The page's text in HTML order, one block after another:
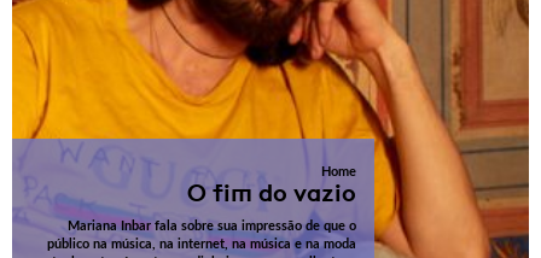
Home
O fim do vazio
Mariana Inbar fala sobre sua impressão de que o
público na música, na internet, na música e na moda